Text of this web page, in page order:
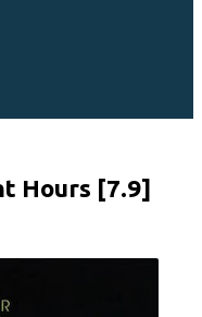
Hours [7.9]